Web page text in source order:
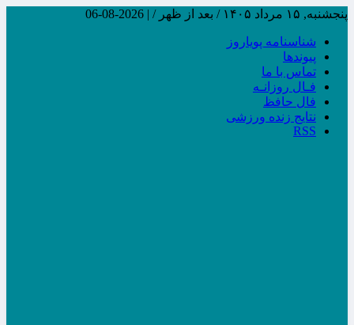
پنجشنبه, ۱۵ مرداد ۱۴۰۵ / بعد از ظهر / |
2026-08-06
شناسنامه پویاروز
پیوندها
تماس با ما
فـال روزانـه
فال حافظ
نتایج زنده ورزشی
RSS